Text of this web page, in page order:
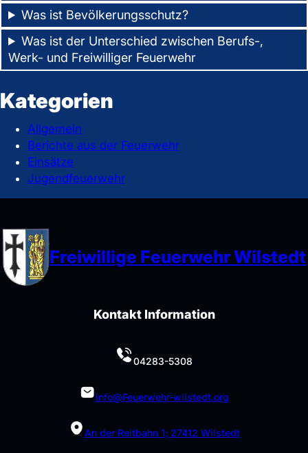
Was ist Bevölkerungsschutz?
Was ist der Unterschied zwischen Berufs-,
Werk- und Freiwilliger Feuerwehr
Kategorien
Allgemein
Berichte aus der Feuerwehr
Einsätze
Jugendfeuerwehr
Freiwillige Feuerwehr Wilstedt
Kontakt Information
04283-5308
info@Feuerwehr-wilstedt.org
An der Reitbahn 1; 27412 Wilstedt